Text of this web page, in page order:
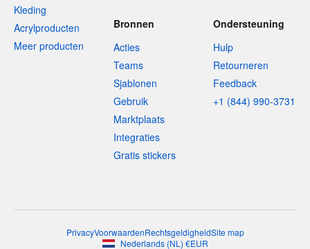
Kleding
Acrylproducten
Meer producten
Bronnen
Acties
Teams
Sjablonen
Gebruik
Marktplaats
Integraties
Gratis stickers
Ondersteuning
Hulp
Retourneren
Feedback
+1 (844) 990-3731
PrivacyVoorwaardenRechtsgeldigheidSite map
Nederlands(NL ) €EUR